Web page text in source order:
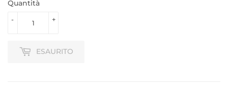
Quantità
+
-
ESAURITO